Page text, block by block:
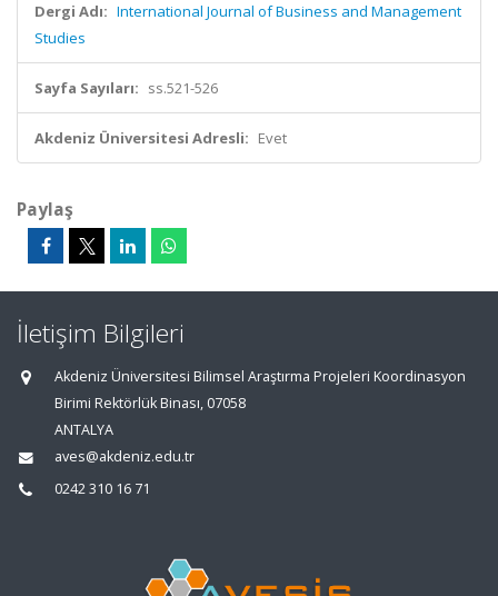
Dergi Adı: International Journal of Business and Management
Studies
Sayfa Sayıları: ss.521-526
Akdeniz Üniversitesi Adresli: Evet
Paylaş
İletişim Bilgileri
Akdeniz Üniversitesi Bilimsel Araştırma Projeleri Koordinasyon
Birimi Rektörlük Binası, 07058
ANTALYA
aves@akdeniz.edu.tr
0242 310 16 71